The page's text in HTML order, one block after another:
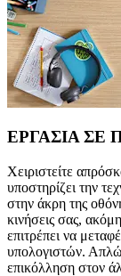
ΕΡΓΑΣΙΑ ΣΕ
Χειριστείτε
υποστηρίζει την
στην άκρη της
κινήσεις σας,
επιτρέπει να
υπολογιστών.
επικόλληση στον